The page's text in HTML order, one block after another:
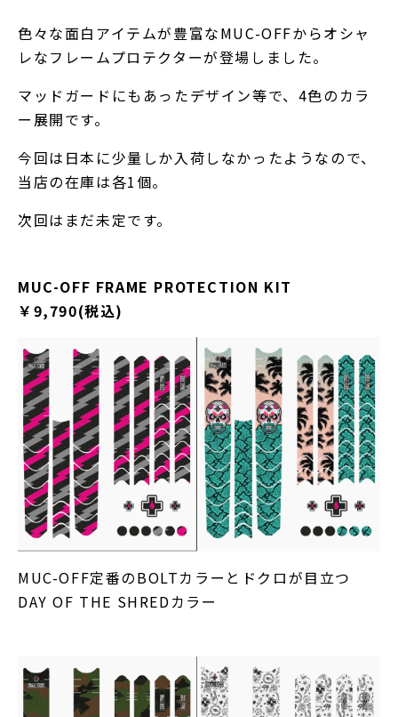
色々な面白アイテムが豊富なMUC-OFFからオシャ
レなフレームプロテクターが登場しました。
マッドガードにもあったデザイン等で、4色のカラ
ー展開です。
今回は日本に少量しか入荷しなかったようなので、
当店の在庫は各1個。
次回はまだ未定です。
MUC-OFF FRAME PROTECTION KIT
￥9,790(税込)
MUC-OFF定番のBOLTカラーとドクロが目立つ
DAY OF THE SHREDカラー